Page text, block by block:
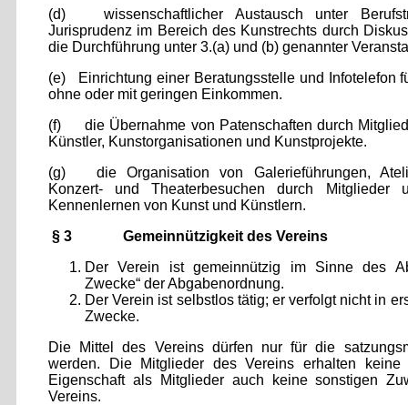
(d) wissenschaftlicher Austausch unter
Jurisprudenz im Bereich des Kunstrechts durch
die Durchführung unter 3.(a) und (b) genannter
(e) Einrichtung einer Beratungsstelle und Infotelefon
ohne oder mit geringen Einkommen.
(f) die Übernahme von Patenschaften durch
Künstler, Kunstorganisationen und Kunstprojekte.
(g) die Organisation von Galerieführungen,
Konzert- und Theaterbesuchen durch Mitglieder
Kennenlernen von Kunst und Künstlern.
§ 3 Gemeinnützigkeit des Vereins
Der Verein ist gemeinnützig im Sinne des
Zwecke“ der Abgabenordnung.
Der Verein ist selbstlos tätig; er verfolgt nicht in
Zwecke.
Die Mittel des Vereins dürfen nur für die
werden. Die Mitglieder des Vereins erhalten
Eigenschaft als Mitglieder auch keine sonstigen
Vereins.